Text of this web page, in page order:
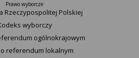
Prawo wyborcze
Rzeczypospolitej Polskiej​
wyborczy
ogólnokrajowym
referendum lokalnym